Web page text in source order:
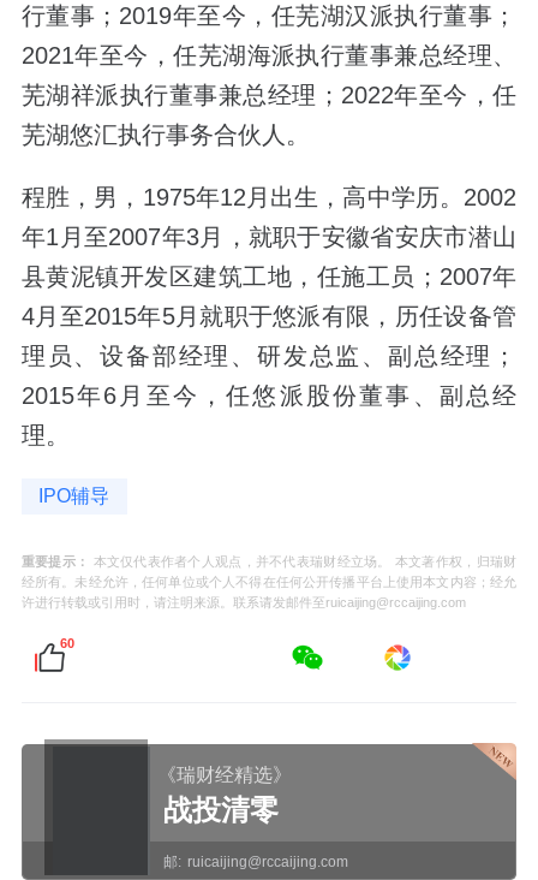
行董事；2019年至今，任芜湖汉派执行董事；
2021年至今，任芜湖海派执行董事兼总经理、
芜湖祥派执行董事兼总经理；2022年至今，任
芜湖悠汇执行事务合伙人。
程胜，男，1975年12月出生，高中学历。2002
年1月至2007年3月，就职于安徽省安庆市潜山
县黄泥镇开发区建筑工地，任施工员；2007年
4月至2015年5月就职于悠派有限，历任设备管
理员、设备部经理、研发总监、副总经理；
2015年6月至今，任悠派股份董事、副总经
理。
IPO辅导
重要提示：
本文仅代表作者个人观点，并不代表瑞财经立场。 本文著作权，归瑞财
经所有。未经允许，任何单位或个人不得在任何公开传播平台上使用本文内容；经允
许进行转载或引用时，请注明来源。联系请发邮件至ruicaijing@rccaijing.com
60
《瑞财经精选》
战投清零
邮: ruicaijing@rccaijing.com